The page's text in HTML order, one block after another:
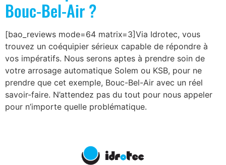
Bouc-Bel-Air ?
[bao_reviews mode=64 matrix=3]Via Idrotec, vous
trouvez un coéquipier sérieux capable de répondre à
vos impératifs. Nous serons aptes à prendre soin de
votre arrosage automatique Solem ou KSB, pour ne
prendre que cet exemple, Bouc-Bel-Air avec un réel
savoir-faire. N’attendez pas du tout pour nous appeler
pour n’importe quelle problématique.